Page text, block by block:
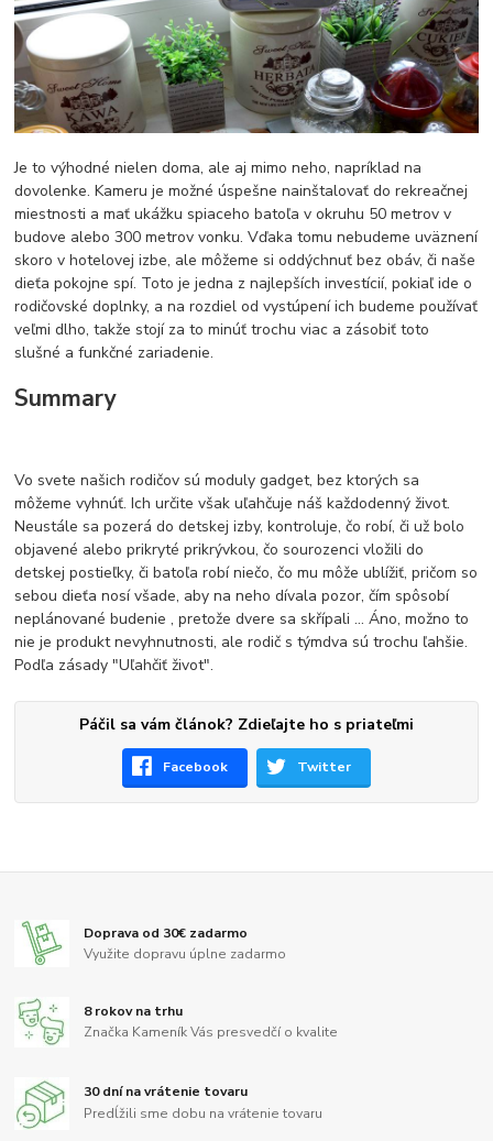
Je to výhodné nielen doma, ale aj mimo neho, napríklad na
dovolenke. Kameru je možné úspešne nainštalovať do rekreačnej
miestnosti a mať ukážku spiaceho batoľa v okruhu 50 metrov v
budove alebo 300 metrov vonku. Vďaka tomu nebudeme uväznení
skoro v hotelovej izbe, ale môžeme si oddýchnuť bez obáv, či naše
dieťa pokojne spí. Toto je jedna z najlepších investícií, pokiaľ ide o
rodičovské doplnky, a na rozdiel od vystúpení ich budeme používať
veľmi dlho, takže stojí za to minúť trochu viac a zásobiť toto
slušné a funkčné zariadenie.
Summary
Vo svete našich rodičov sú moduly gadget, bez ktorých sa
môžeme vyhnúť. Ich určite však uľahčuje náš každodenný život.
Neustále sa pozerá do detskej izby, kontroluje, čo robí, či už bolo
objavené alebo prikryté prikrývkou, čo sourozenci vložili do
detskej postieľky, či batoľa robí niečo, čo mu môže ublížiť, pričom so
sebou dieťa nosí všade, aby na neho dívala pozor, čím spôsobí
neplánované budenie , pretože dvere sa skřípali ... Áno, možno to
nie je produkt nevyhnutnosti, ale rodič s týmdva sú trochu ľahšie.
Podľa zásady "Uľahčiť život".
Páčil sa vám článok? Zdieľajte ho s priateľmi
Facebook Twitter
Doprava od 30€ zadarmo
Využite dopravu úplne zadarmo
8 rokov na trhu
Značka Kameník Vás presvedčí o kvalite
30 dní na vrátenie tovaru
Predĺžili sme dobu na vrátenie tovaru